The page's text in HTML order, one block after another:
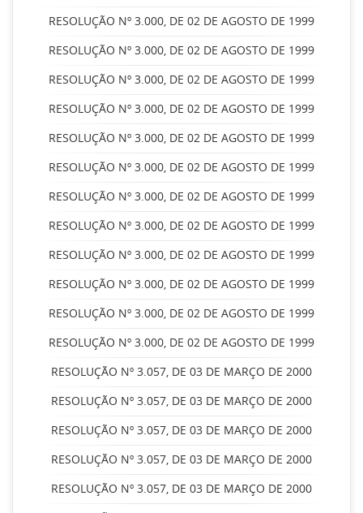
RESOLUÇÃO Nº 3.000, DE 02 DE AGOSTO DE 1999
RESOLUÇÃO Nº 3.000, DE 02 DE AGOSTO DE 1999
RESOLUÇÃO Nº 3.000, DE 02 DE AGOSTO DE 1999
RESOLUÇÃO Nº 3.000, DE 02 DE AGOSTO DE 1999
RESOLUÇÃO Nº 3.000, DE 02 DE AGOSTO DE 1999
RESOLUÇÃO Nº 3.000, DE 02 DE AGOSTO DE 1999
RESOLUÇÃO Nº 3.000, DE 02 DE AGOSTO DE 1999
RESOLUÇÃO Nº 3.000, DE 02 DE AGOSTO DE 1999
RESOLUÇÃO Nº 3.000, DE 02 DE AGOSTO DE 1999
RESOLUÇÃO Nº 3.000, DE 02 DE AGOSTO DE 1999
RESOLUÇÃO Nº 3.000, DE 02 DE AGOSTO DE 1999
RESOLUÇÃO Nº 3.000, DE 02 DE AGOSTO DE 1999
RESOLUÇÃO Nº 3.057, DE 03 DE MARÇO DE 2000
RESOLUÇÃO Nº 3.057, DE 03 DE MARÇO DE 2000
RESOLUÇÃO Nº 3.057, DE 03 DE MARÇO DE 2000
RESOLUÇÃO Nº 3.057, DE 03 DE MARÇO DE 2000
RESOLUÇÃO Nº 3.057, DE 03 DE MARÇO DE 2000